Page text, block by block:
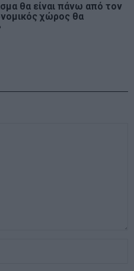
θα είναι πάνω από τον
χώρος θα